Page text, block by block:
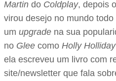
Martin do Coldplay, depois
virou desejo no mundo
um upgrade na sua
no Glee como Holly Holliday
ela escreveu um livro com
site/newsletter que fala